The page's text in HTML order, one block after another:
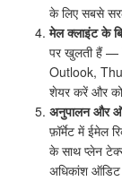
के लिए सबसे
मेल क्लाइंट के
पर खुलती हैं —
Outlook,
शेयर करें और
अनुपालन और
फ़ॉर्मेट में ईमेल
के साथ प्लेन
अधिकांश